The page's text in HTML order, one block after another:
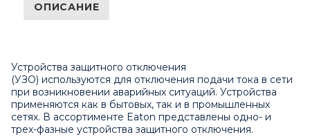
ОПИСАНИЕ
Устройства защитного отключения
(УЗО) используются для отключения подачи тока в сети
при возникновении аварийных ситуаций. Устройства
применяются как в бытовых, так и в промышленных
сетях. В ассортименте Eaton представлены одно- и
трех-фазные устройства защитного отключения.